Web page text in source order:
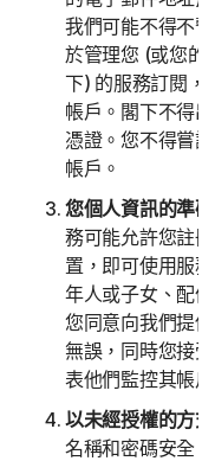
我們可能不得不
於管理您 (或您
下) 的服務訂閱
帳戶。閣下不得
憑證。您不得嘗
帳戶。
您個人資訊的準
務可能允許您註
置，即可使用服
年人或子女、配
您同意向我們提
無誤，同時您接
表他們監控其帳
以未經授權的方
名稱和密碼安全